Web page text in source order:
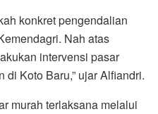
konkret pengendalian
Nah atas
intervensi pasar
di Koto Baru,” ujar Alfiandri.
murah terlaksana melalui